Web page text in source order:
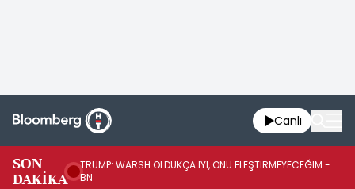
Canlı
SON
DAKİKA
TRUMP: WARSH OLDUKÇA İYİ, ONU ELEŞTİRMEYECEĞİM -
BN